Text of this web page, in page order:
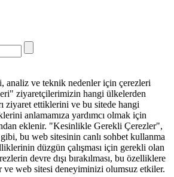
analiz ve teknik nedenler için çerezleri
ziyaretçilerimizin hangi ülkelerden
ziyaret ettiklerini ve bu sitede hangi
anlamamıza yardımcı olmak için
eklenir. "Kesinlikle Gerekli Çerezler",
gibi, bu web sitesinin canlı sohbet kullanma
düzgün çalışması için gerekli olan
devre dışı bırakılması, bu özelliklere
ve web sitesi deneyiminizi olumsuz etkiler.